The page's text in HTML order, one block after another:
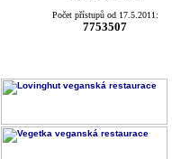
Počet přístupů od 17.5.2011:
7753507